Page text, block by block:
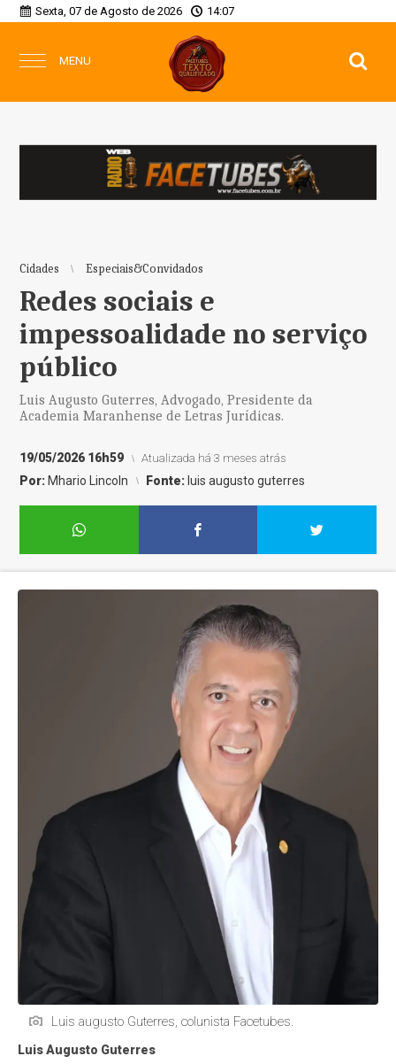
Sexta, 07 de Agosto de 2026 14:07
MENU
Cidades Especiais&Convidados
Redes sociais e
impessoalidade no serviço
público
Luis Augusto Guterres, Advogado, Presidente da
Academia Maranhense de Letras Jurídicas.
19/05/2026 16h59 Atualizada há 3 meses atrás
Por: Mhario Lincoln Fonte: luis augusto guterres
Luis augusto Guterres, colunista Facetubes.
Luis Augusto Guterres